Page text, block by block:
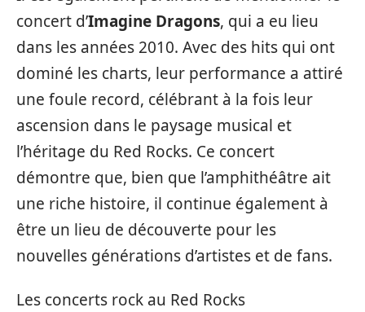
concert d’Imagine Dragons, qui a eu lieu
dans les années 2010. Avec des hits qui ont
dominé les charts, leur performance a attiré
une foule record, célébrant à la fois leur
ascension dans le paysage musical et
l’héritage du Red Rocks. Ce concert
démontre que, bien que l’amphithéâtre ait
une riche histoire, il continue également à
être un lieu de découverte pour les
nouvelles générations d’artistes et de fans.
Les concerts rock au Red Rocks